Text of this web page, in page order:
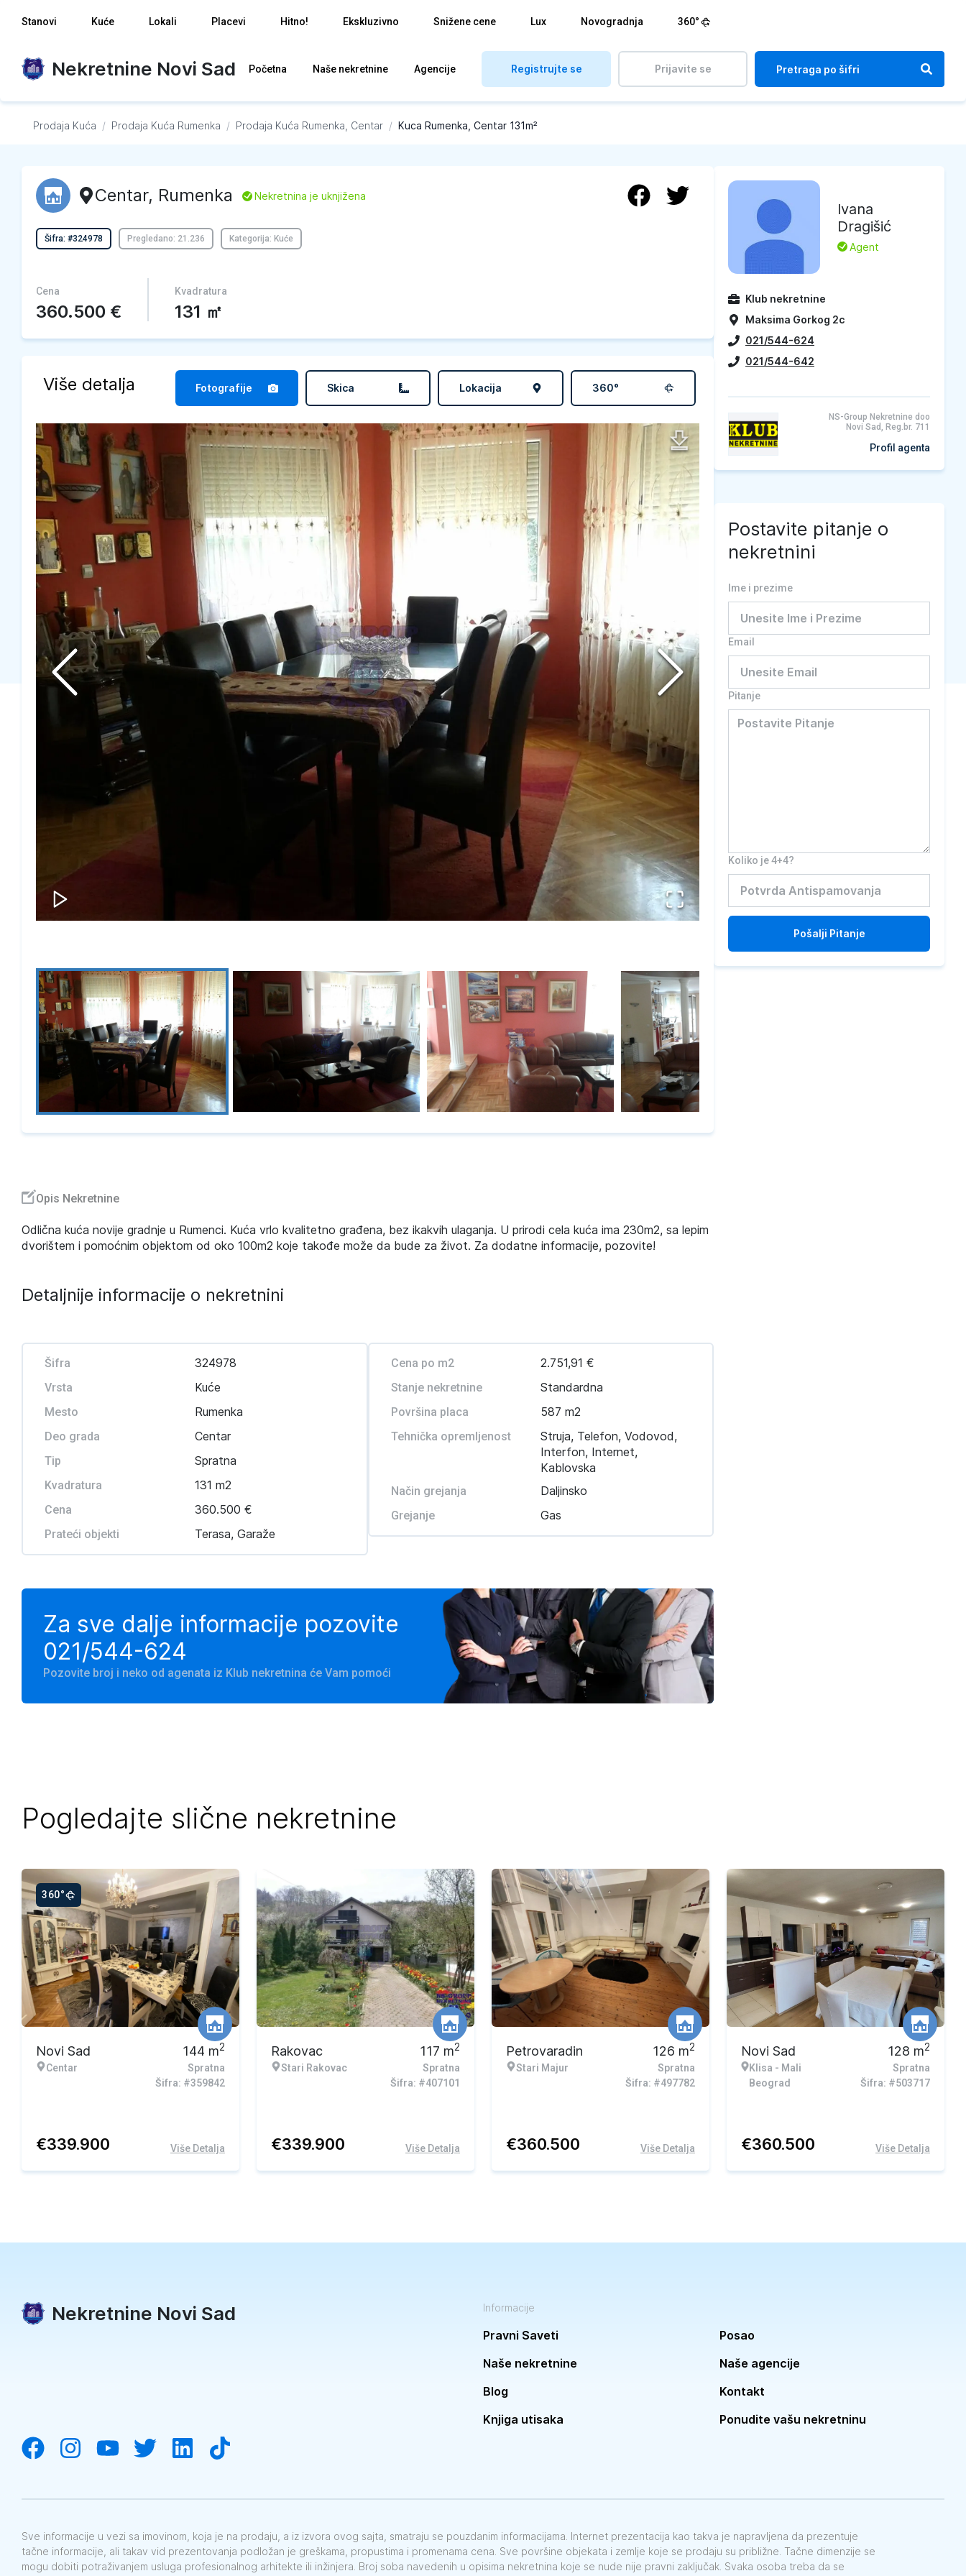
Stanovi Kuće Lokali Placevi Hitno! Ekskluzivno Snižene cene Lux Novogradnja 360°
Nekretnine Novi Sad Početna Naše nekretnine Agencije Registrujte se Prijavite se
Prodaja Kuća / Prodaja Kuća Rumenka / Prodaja Kuća Rumenka, Centar / Kuca Rumenka, Centar 131m²
Centar, Rumenka L Nekretnina je uknjižena
Šifra: #324978 Pregledano: 21.236 Kategorija: Kuće
Cena
360.500 €
Kvadratura
131 ㎡
Više detalja Fotografije Skica Lokacija 360°
Opis Nekretnine
Odlična kuća novije gradnje u Rumenci. Kuća vrlo kvalitetno građena, bez ikakvih ulaganja. U prirodi cela kuća ima 230m2, sa lepim
dvorištem i pomoćnim objektom od oko 100m2 koje takođe može da bude za život. Za dodatne informacije, pozovite!
Detaljnije informacije o nekretnini
Šifra 324978
Vrsta Kuće
Mesto Rumenka
Deo grada Centar
Tip Spratna
Kvadratura 131 m2
Cena 360.500 €
Prateći objekti Terasa, Garaže
Cena po m2 2.751,91 €
Stanje nekretnine Standardna
Površina placa 587 m2
Tehnička opremljenost
Struja, Telefon, Vodovod,
Interfon, Internet,
Kablovska
Način grejanja Daljinsko
Grejanje Gas
Za sve dalje informacije pozovite
021/544-624
Pozovite broj i neko od agenata iz Klub nekretnina će Vam pomoći
Ivana
Dragišić
L Agent
Klub nekretnine
Maksima Gorkog 2c
021/544-624
021/544-642
NS-Group Nekretnine doo
Novi Sad, Reg.br. 711
Profil agenta
Postavite pitanje o
nekretnini
Ime i prezime
Email
Pitanje
Koliko je 4+4?
Pošalji Pitanje
Pogledajte slične nekretnine
360°
Novi Sad
Centar
144 m2
Spratna
Šifra: #359842
€339.900 Više Detalja
Rakovac
Stari Rakovac
117 m2
Spratna
Šifra: #407101
€339.900 Više Detalja
Petrovaradin
Stari Majur
126 m2
Spratna
Šifra: #497782
€360.500 Više Detalja
Novi Sad
Klisa - Mali
Beograd
128 m2
Spratna
Šifra: #503717
€360.500 Više Detalja
Nekretnine Novi Sad Informacije
Pravni Saveti
Posao
Naše nekretnine
Naše agencije
Blog
Kontakt
Knjiga utisaka
Ponudite vašu nekretninu
Sve informacije u vezi sa imovinom, koja je na prodaju, a iz izvora ovog sajta, smatraju se pouzdanim informacijama. Internet prezentacija kao takva je napravljena da prezentuje
tačne informacije, ali takav vid prezentovanja podložan je greškama, propustima i promenama cena. Sve površine objekata i zemlje koje se prodaju su približne. Tačne dimenzije se
mogu dobiti potraživanjem usluga profesionalnog arhitekte ili inžinjera. Broj soba navedenih u opisima nekretnina koje se nude nije pravni zaključak. Svaka osoba treba da se